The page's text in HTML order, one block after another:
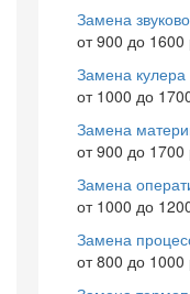
Замена
от 900 до 1600
Замена кулера
от 1000 до
Замена
от 900 до 1700
Замена
от 1000 до
Замена
от 800 до 1000